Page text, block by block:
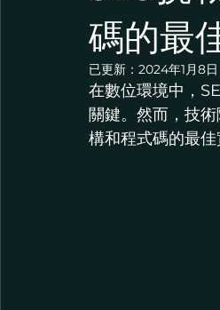
碼的最
已更新： 2024年1月8日
在數位環境中，
關鍵。然而，技
構和程式碼的最